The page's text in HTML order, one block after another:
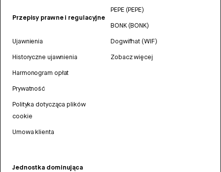
Przepisy prawne i regulacyjne
Ujawnienia
Historyczne ujawnienia
Harmonogram opłat
Prywatność
Polityka dotycząca plików
cookie
Umowa klienta
PEPE (PEPE)
BONK (BONK)
Dogwifhat (WIF)
Zobacz więcej
Jednostka dominująca